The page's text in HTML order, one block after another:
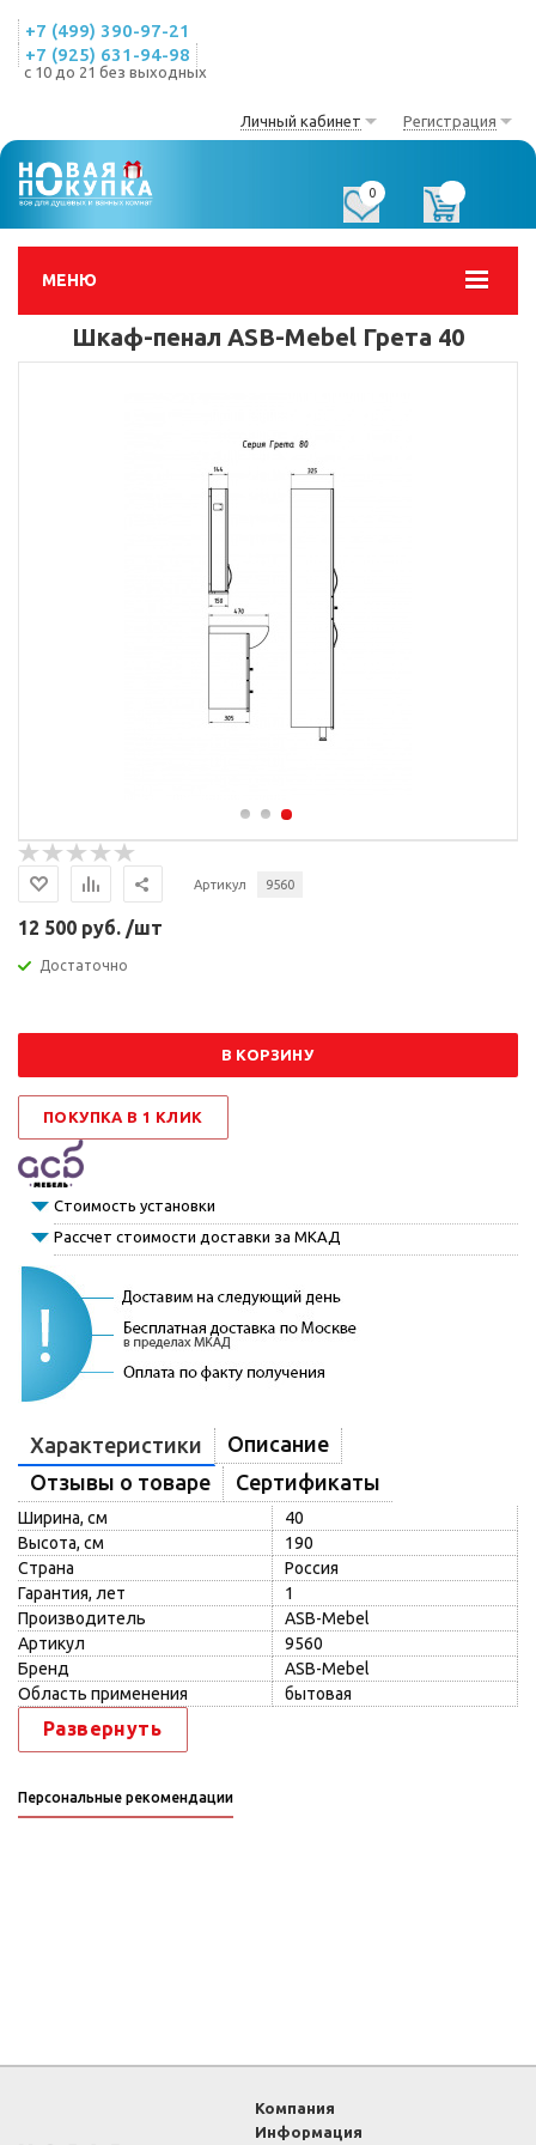
+7 (499) 390-97-21
+7 (925) 631-94-98
с 10 до 21 без выходных
Личный кабинет Регистрация
МЕНЮ
0
Шкаф-пенал ASB-Mebel Грета 40
Артикул 9560
12 500 руб. /шт
Достаточно
В КОРЗИНУ
ПОКУПКА В 1 КЛИК
Стоимость установки
Рассчет стоимости доставки за МКАД
Характеристики
Описание
Отзывы о товаре
Сертификаты
Ширина, см
40
Высота, см
190
Страна
Россия
Гарантия, лет
1
Производитель
ASB-Mebel
Артикул
9560
Бренд
ASB-Mebel
Область применения
бытовая
Развернуть
Персональные рекомендации
Компания
Информация